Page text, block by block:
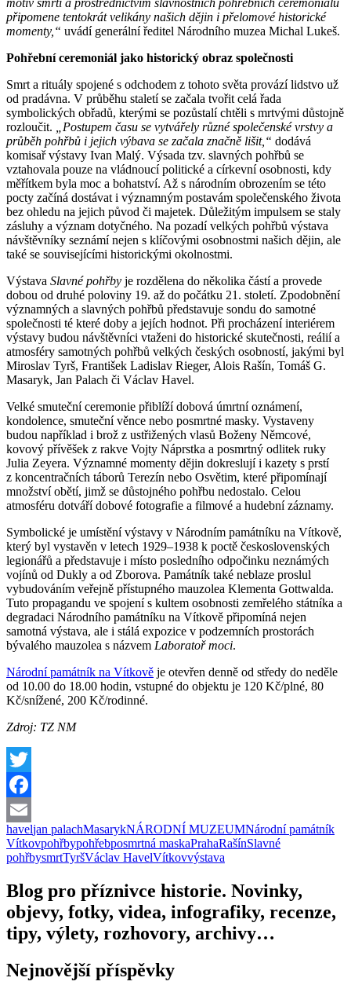
motiv smrti a prostřednictvím slavnostních pohřebních ceremoniálů
připomene tentokrát velikány našich dějin i přelomové historické
momenty,“ uvádí generální ředitel Národního muzea Michal Lukeš.
Pohřební ceremoniál jako historický obraz společnosti
Smrt a rituály spojené s odchodem z tohoto světa provází lidstvo už
od pradávna. V průběhu staletí se začala tvořit celá řada
symbolických obřadů, kterými se pozůstalí chtěli s mrtvými důstojně
rozloučit. „Postupem času se vytvářely různé společenské vrstvy a
průběh pohřbů i jejich výbava se začala značně lišit,“ dodává
komisař výstavy Ivan Malý. Výsada tzv. slavných pohřbů se
vztahovala pouze na vládnoucí politické a církevní osobnosti, kdy
měřítkem byla moc a bohatství. Až s národním obrozením se této
pocty začíná dostávat i významným postavám společenského života
bez ohledu na jejich původ či majetek. Důležitým impulsem se staly
zásluhy a význam dotyčného. Na pozadí velkých pohřbů výstava
návštěvníky seznámí nejen s klíčovými osobnostmi našich dějin, ale
také se souvisejícími historickými okolnostmi.
Výstava Slavné pohřby je rozdělena do několika částí a provede
dobou od druhé poloviny 19. až do počátku 21. století. Zpodobnění
významných a slavných pohřbů představuje sondu do samotné
společnosti té které doby a jejích hodnot. Při procházení interiérem
výstavy budou návštěvníci vtaženi do historické skutečnosti, reálií a
atmosféry samotných pohřbů velkých českých osobností, jakými byl
Miroslav Tyrš, František Ladislav Rieger, Alois Rašín, Tomáš G.
Masaryk, Jan Palach či Václav Havel.
Velké smuteční ceremonie přiblíží dobová úmrtní oznámení,
kondolence, smuteční věnce nebo posmrtné masky. Vystaveny
budou například i brož z ustřižených vlasů Boženy Němcové,
kovový přívěšek z rakve Vojty Náprstka a posmrtný odlitek ruky
Julia Zeyera. Významné momenty dějin dokreslují i kazety s prstí
z koncentračních táborů Terezín nebo Osvětim, které připomínají
množství obětí, jimž se důstojného pohřbu nedostalo. Celou
atmosféru dotváří dobové fotografie a filmové a hudební záznamy.
Symbolické je umístění výstavy v Národním památníku na Vítkově,
který byl vystavěn v letech 1929–1938 k poctě československých
legionářů a představuje i místo posledního odpočinku neznámých
vojínů od Dukly a od Zborova. Památník také neblaze proslul
vybudováním veřejně přístupného mauzolea Klementa Gottwalda.
Tuto propagandu ve spojení s kultem osobnosti zemřelého státníka a
degradaci Národního památníku na Vítkově připomíná nejen
samotná výstava, ale i stálá expozice v podzemních prostorách
bývalého mauzolea s názvem Laboratoř moci.
Národní památník na Vítkově je otevřen denně od středy do neděle
od 10.00 do 18.00 hodin, vstupné do objektu je 120 Kč/plné, 80
Kč/snížené, 200 Kč/rodinné.
Zdroj: TZ NM
Twitter
Facebook
Email
haveljan palachMasarykNÁRODNÍ MUZEUMNárodní památník
Vítkovpohřbypohřebposmrtná maskaPrahaRašínSlavné
pohřbysmrtTyršVáclav HavelVítkovvýstava
Blog pro příznivce historie. Novinky,
objevy, fotky, videa, infografiky, recenze,
tipy, výlety, rozhovory, archivy…
Nejnovější příspěvky